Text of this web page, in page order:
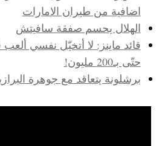
اضافية من طيران الامارات
الهلال يحسم صفقة سافيتش
قائد ماينز: لا أتخيّل نفسي
حتّى بـ200 مليون!
برشلونة يتعاقد مع جوهرة